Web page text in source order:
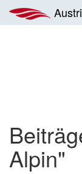
Inhalt
springen
Alpin"